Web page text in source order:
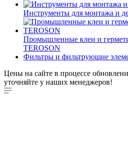
Инструменты для монтажа и
Промышленные клеи и
TEROSON
Фильтры и фильтрующие
Цены на сайте в процессе
уточняйте у наших менеджеров!